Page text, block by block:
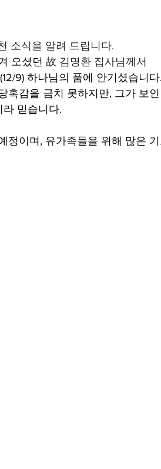
소식을 알려 드립니다.
오셨던 故 김명환 집사님께서
9) 하나님의 품에 안기셨습니다.
혹감을 금치 못하지만, 그가 보
믿습니다.
정이며, 유가족들을 위해 많은